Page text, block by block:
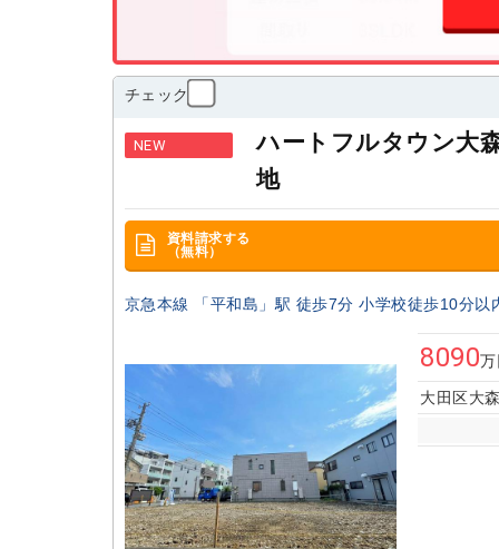
チェック
NEW
ハートフルタウン大
地
資料請求する
（無料）
京急本線 「平和島」駅 徒歩7分 小学校徒歩10分
8090
大田区大